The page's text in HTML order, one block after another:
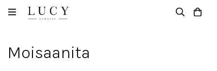
Casa
Moisaanita